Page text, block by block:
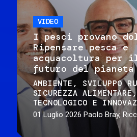
VIDEO
I pesci provano
Ripensare pesca e
acquacoltura per
futuro del pianeta
AMBIENTE
SVILUPPO
SICUREZZA ALIMENTARE
TECNOLOGICO E
01 Luglio 2026 Paolo Bray,